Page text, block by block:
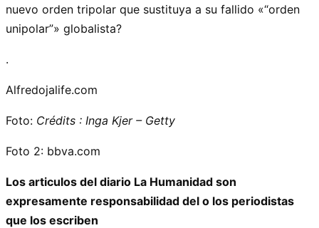
nuevo orden tripolar que sustituya a su fallido « orden
unipolar » globalista?
.
Alfredojalife.com
Foto: Crédits : Inga Kjer – Getty
Foto 2: bbva.com
Los articulos del diario La Humanidad son
expresamente responsabilidad del o los periodistas
que los escriben